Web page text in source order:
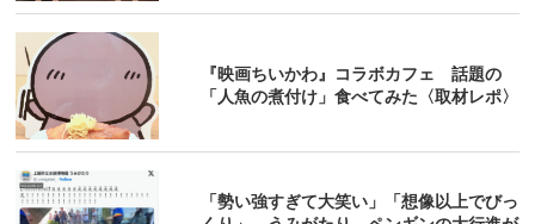
『映画ちいかわ』コラボカフェ 話題の
「人魚の煮付け」食べてみた〈取材レポ〉
「勢い強すぎて大笑い」「想像以上でびっ